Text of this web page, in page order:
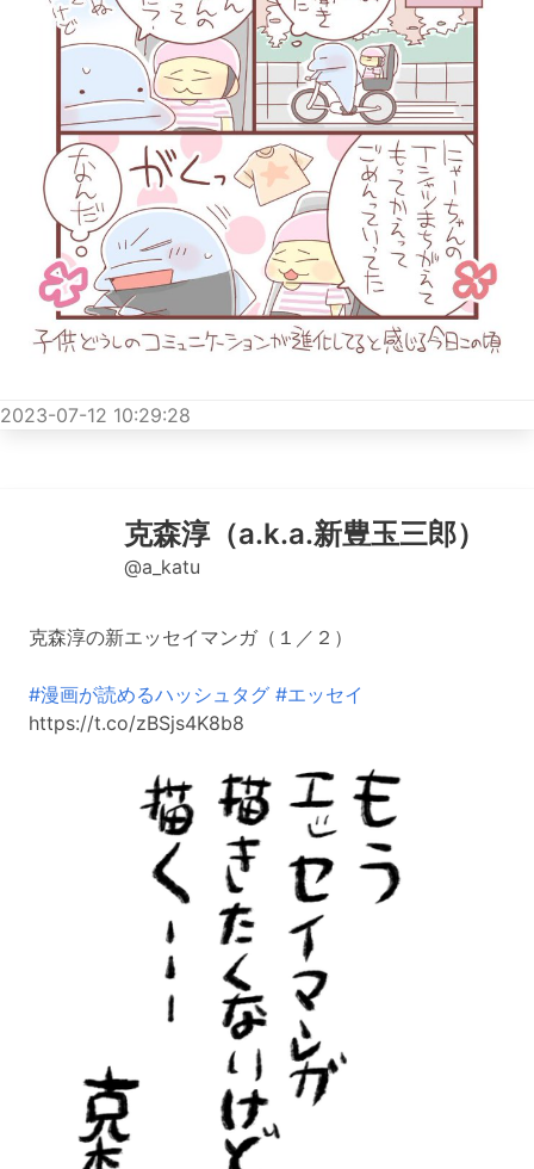
2023-07-12 10:29:28
克森淳（a.k.a.新豊玉三郎）
@a_katu
克森淳の新エッセイマンガ（１／２）
#漫画が読めるハッシュタグ #エッセイ
https://t.co/zBSjs4K8b8